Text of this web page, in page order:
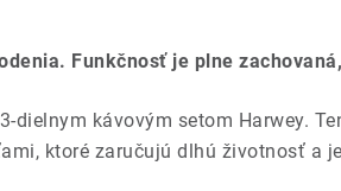
Funkčnosť je plne
kávovým setom Harwey.
ktoré zaručujú dlhú životnosť a